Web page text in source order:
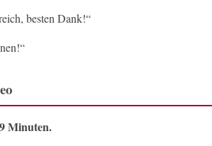
besten Dank!“
Minuten.